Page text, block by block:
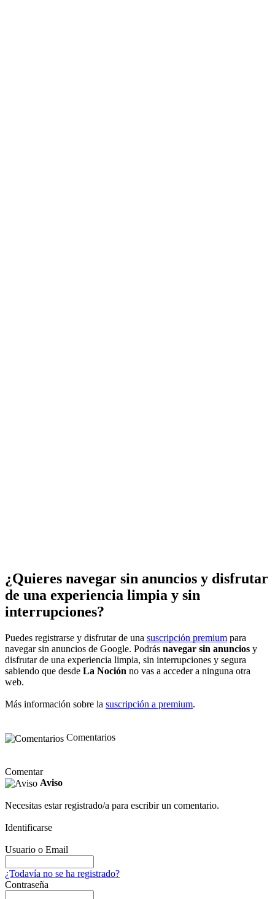
¿Quieres navegar sin anuncios y disfrutar
de una experiencia limpia y sin
interrupciones?
Puedes registrarse y disfrutar de una suscripción premium para
navegar sin anuncios de Google. Podrás navegar sin anuncios y
disfrutar de una experiencia limpia, sin interrupciones y segura
sabiendo que desde La Noción no vas a acceder a ninguna otra
web.
Más información sobre la suscripción a premium.
Comentarios
Comentar
Aviso
Necesitas estar registrado/a para escribir un comentario.
Identificarse
Usuario o Email
¿Todavía no se ha registrado?
Contraseña